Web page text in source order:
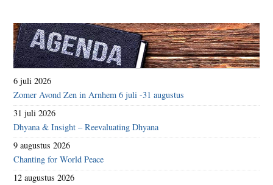
6 juli 2026
Zomer Avond Zen in Arnhem 6 juli -31 augustus
31 juli 2026
Dhyana & Insight – Reevaluating Dhyana
9 augustus 2026
Chanting for World Peace
12 augustus 2026